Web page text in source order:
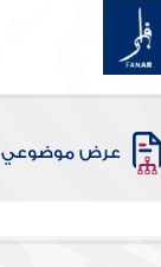
عرض موضوعي